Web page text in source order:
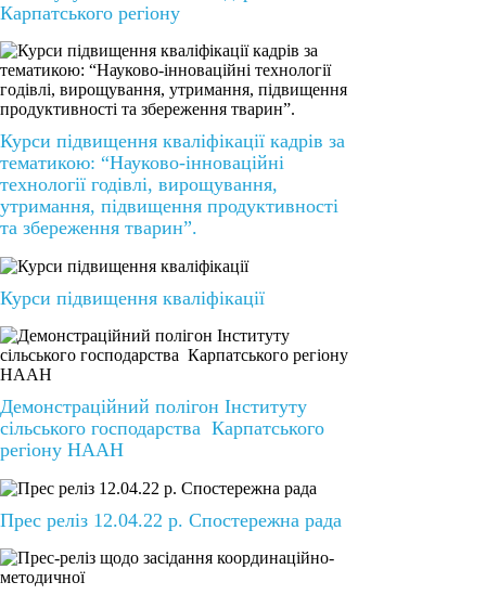
Карпатського регіону
Курси підвищення кваліфікації кадрів за
тематикою: “Науково-інноваційні
технології годівлі, вирощування,
утримання, підвищення продуктивності
та збереження тварин”.
Курси підвищення кваліфікації
Демонстраційний полігон Інституту
сільського господарства Карпатського
регіону НААН
Прес реліз 12.04.22 р. Спостережна рада